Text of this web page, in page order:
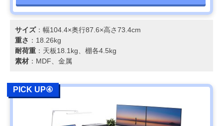
サイズ：幅104.4×奥行87.6×高さ73.4cm
重さ ：18.26kg
耐荷重 ：天板18.1kg、棚各4.5kg
素材 ：MDF、金属
PICK UP④